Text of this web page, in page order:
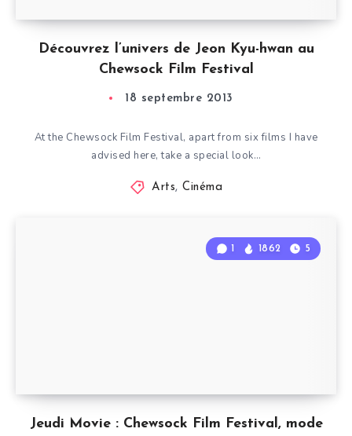
Découvrez l’univers de Jeon Kyu-hwan au
Chewsock Film Festival
18 septembre 2013
At the Chewsock Film Festival, apart from six films I have
advised here, take a special look…
Arts,Cinéma
Jeudi Movie : Chewsock Film Festival, mode
1 1862 5